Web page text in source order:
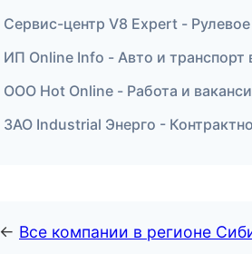
Сервис-центр V8 Expert -
ИП Online Info - Авто и транспорт
ООО Hot Online - Работа и
ЗАО Industrial Энерго -
← Все компании в регионе